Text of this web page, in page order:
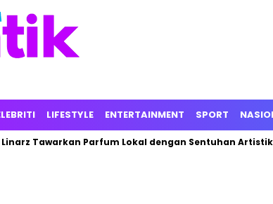
LIFESTYLE ENTERTAINMENT SPORT
Tawarkan Parfum Lokal dengan Sentuhan